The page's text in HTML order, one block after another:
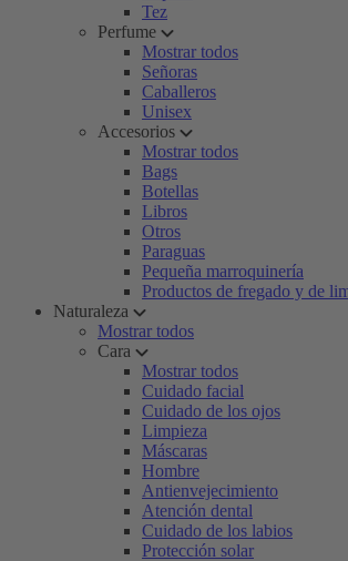
Tez
Perfume
Mostrar todos
Señoras
Caballeros
Unisex
Accesorios
Mostrar todos
Bags
Botellas
Libros
Otros
Paraguas
Pequeña marroquinería
Productos de fregado y de
Naturaleza
Mostrar todos
Cara
Mostrar todos
Cuidado facial
Cuidado de los ojos
Limpieza
Máscaras
Hombre
Antienvejecimiento
Atención dental
Cuidado de los labios
Protección solar